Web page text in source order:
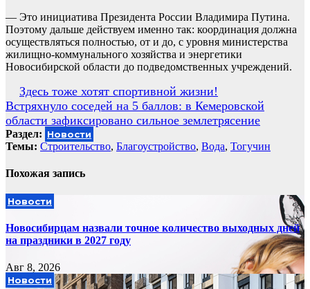
— Это инициатива Президента России Владимира Путина.
Поэтому дальше действуем именно так: координация должна
осуществляться полностью, от и до, с уровня министерства
жилищно-коммунального хозяйства и энергетики
Новосибирской области до подведомственных учреждений.
Навигация
по
записям
Здесь тоже хотят спортивной жизни!
Встряхнуло соседей на 5 баллов: в Кемеровской
области зафиксировано сильное землетрясение
Раздел: Новости
Темы: Cтроительство, Благоустройство, Вода, Тогучин
Похожая запись
Новости
Новосибирцам назвали точное количество выходных дней
на праздники в 2027 году
Авг 8, 2026
Новости